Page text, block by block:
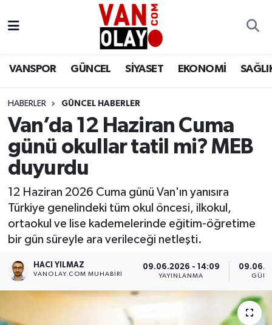
VANSPOR GÜNCEL SİYASET EKONOMİ
HABERLER GÜNCEL HABERLER
Van’da 12 Haziran Cuma
günü okullar tatil mi? MEB
duyurdu
12 Haziran 2026 Cuma günü Van'ın yanısıra
Türkiye genelindeki tüm okul öncesi, ilkokul,
ortaokul ve lise kademelerinde eğitim-öğretime
bir gün süreyle ara verileceği netleşti.
HACI YILMAZ
VANOLAY.COM MUHABIRI
09.06.2026 - 14:09
YAYINLANMA
Siyaset
Ekonomi
Sağlık
Dünya
RESMİ İLANLAR
Van Nöbetçi Eczaneler
Van Namaz Vakitleri
Van Trafik Yoğunluk Haritası
Süper Lig Puan Durumu ve Fikstür
Haber Arşivi